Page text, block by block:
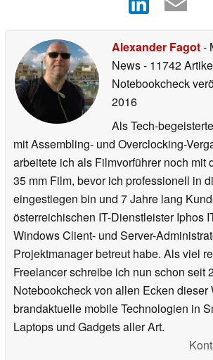
Alexander Fagot-
News- 11742
Notebookcheck
2016
Als Tech-
mit Assembling- und Overclocking-
arbeitete ich als Filmvorführer noch mit
35 mm Film, bevor ich professionell in
eingestiegen bin und 7 Jahre lang
österreichischen IT-Dienstleister Iphos
Windows Client- und Server-
Projektmanager betreut habe. Als viel
Freelancer schreibe ich nun schon seit
Notebookcheck von allen Ecken dieser
brandaktuelle mobile Technologien in
Laptops und Gadgets aller Art.